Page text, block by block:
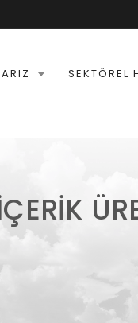
SEKTÖREL